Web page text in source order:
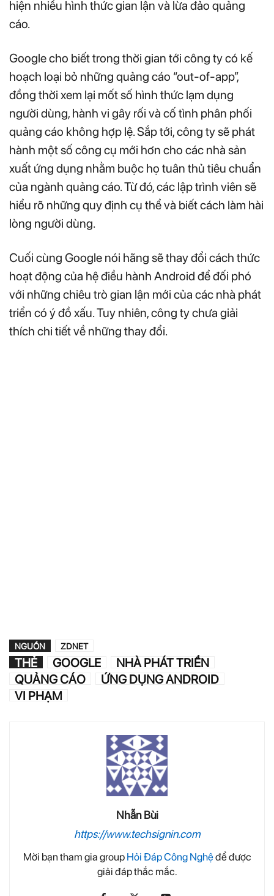
hiện nhiều hình thức gian lận và lừa đảo quảng
cáo.
Google cho biết trong thời gian tới công ty có kế
hoạch loại bỏ những quảng cáo “out-of-app”,
đồng thời xem lại mốt số hình thức lạm dụng
người dùng, hành vi gây rối và cố tình phân phối
quảng cáo không hợp lệ. Sắp tới, công ty sẽ phát
hành một số công cụ mới hơn cho các nhà sản
xuất ứng dụng nhằm buộc họ tuân thủ tiêu chuẩn
của ngành quảng cáo. Từ đó, các lập trình viên sẽ
hiểu rõ những quy định cụ thể và biết cách làm hài
lòng người dùng.
Cuối cùng Google nói hãng sẽ thay đổi cách thức
hoạt động của hệ điều hành Android để đối phó
với những chiêu trò gian lận mới của các nhà phát
triển có ý đồ xấu. Tuy nhiên, công ty chưa giải
thích chi tiết về những thay đổi.
NGUỒN ZDNET
THẺ GOOGLE
NHÀ PHÁT TRIỂN
QUẢNG CÁO
ỨNG DỤNG ANDROID
VI PHẠM
Nhẫn Bùi
https://www.techsignin.com
Mời bạn tham gia group Hỏi Đáp Công Nghệđể được
giải đáp thắc mắc.